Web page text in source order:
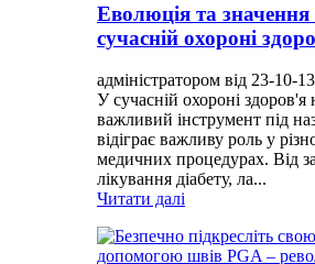
Еволюція та значення
сучасній охороні
адміністратором від 23-10-13
У сучасній охороні
важливий інструмент під
відіграє важливу роль у
медичних процедурах. Від
лікування діабету, ла...
Читати далі